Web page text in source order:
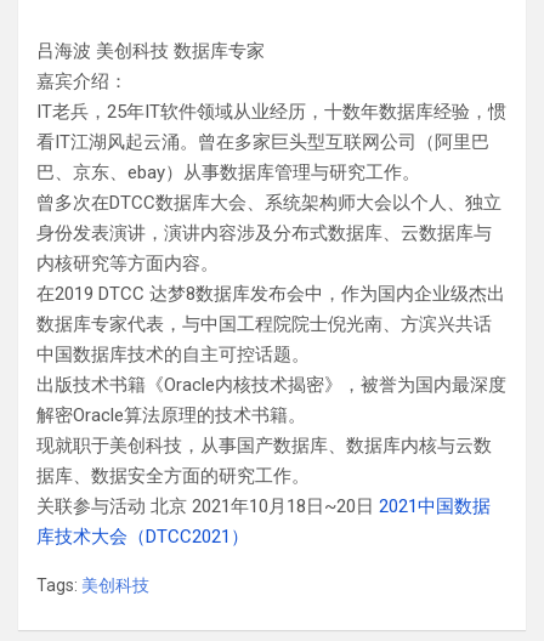
吕海波 美创科技 数据库专家
嘉宾介绍：
IT老兵，25年IT软件领域从业经历，十数年数据库经验，惯
看IT江湖风起云涌。曾在多家巨头型互联网公司（阿里巴
巴、京东、ebay）从事数据库管理与研究工作。
曾多次在DTCC数据库大会、系统架构师大会以个人、独立
身份发表演讲，演讲内容涉及分布式数据库、云数据库与
内核研究等方面内容。
在2019 DTCC 达梦8数据库发布会中，作为国内企业级杰出
数据库专家代表，与中国工程院院士倪光南、方滨兴共话
中国数据库技术的自主可控话题。
出版技术书籍《Oracle内核技术揭密》，被誉为国内最深度
解密Oracle算法原理的技术书籍。
现就职于美创科技，从事国产数据库、数据库内核与云数
据库、数据安全方面的研究工作。
关联参与活动 北京 2021年10月18日~20日 2021中国数据
库技术大会（DTCC2021）
Tags: 美创科技